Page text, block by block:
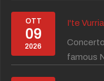
OTT
09
2026
I'te
famous